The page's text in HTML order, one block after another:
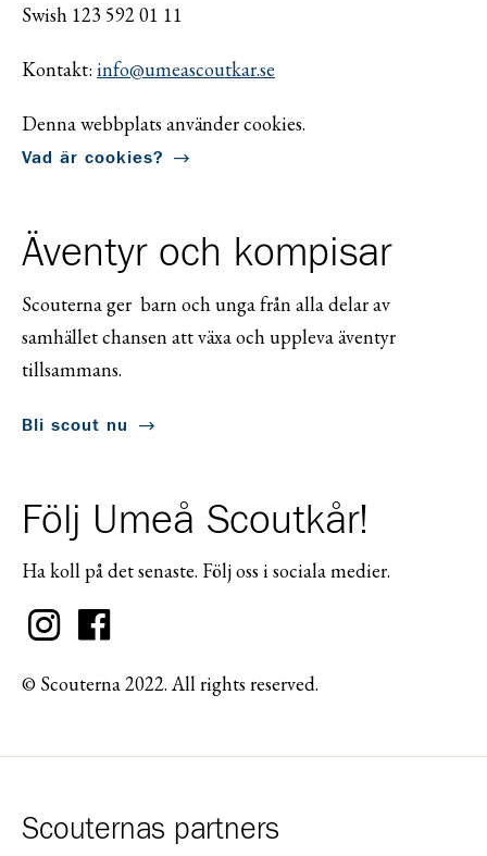
Swish 123 592 01 11
Kontakt: info@umeascoutkar.se
Denna webbplats använder cookies.
Vad är cookies?
Äventyr och kompisar
Scouterna ger barn och unga från alla delar av
samhället chansen att växa och uppleva äventyr
tillsammans.
Bli scout nu
Följ Umeå Scoutkår!
Ha koll på det senaste. Följ oss i sociala medier.
© Scouterna 2022. All rights reserved.
Scouternas partners